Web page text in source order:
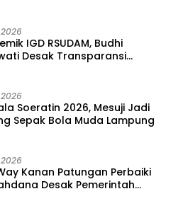
IGD RSUDAM, Budhi
Desak Transparansi
Soeratin 2026, Mesuji Jadi
Sepak Bola Muda Lampung
Kanan Patungan Perbaiki
Desak Pemerintah